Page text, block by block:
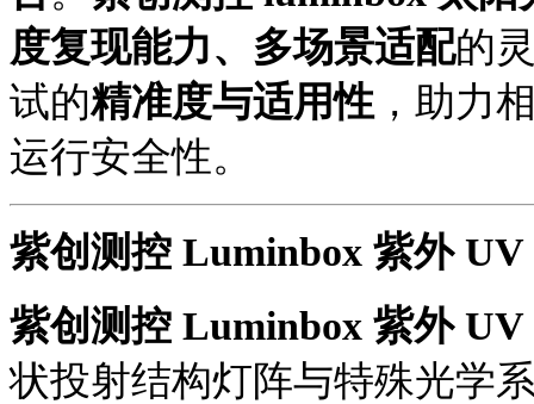
度复现能力、多场景适配的
试的精准度与适用性 ，助力
运行安全性。
紫创测控 Luminbox 紫外 UV
紫创测控 Luminbox 紫外 UV
状投射结构灯阵与特殊光学